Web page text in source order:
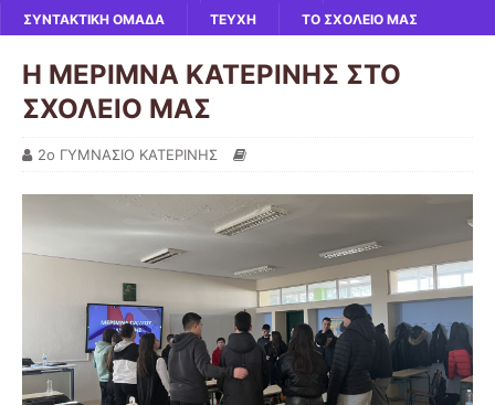
ΣΥΝΤΑΚΤΙΚΗ ΟΜΑΔΑ
ΤΕΥΧΗ ΤΟ ΣΧΟΛΕΙΟ ΜΑΣ
Η ΜΕΡΙΜΝΑ ΚΑΤΕΡΙΝΗΣ ΣΤΟ
ΣΧΟΛΕΙΟ ΜΑΣ
2ο ΓΥΜΝΑΣΙΟ ΚΑΤΕΡΙΝΗΣ